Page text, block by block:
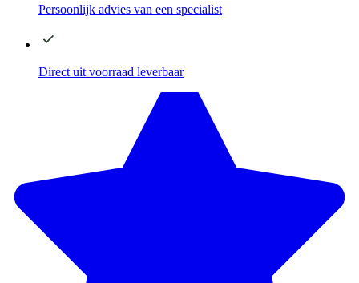
Persoonlijk advies van een specialist
Direct uit voorraad leverbaar